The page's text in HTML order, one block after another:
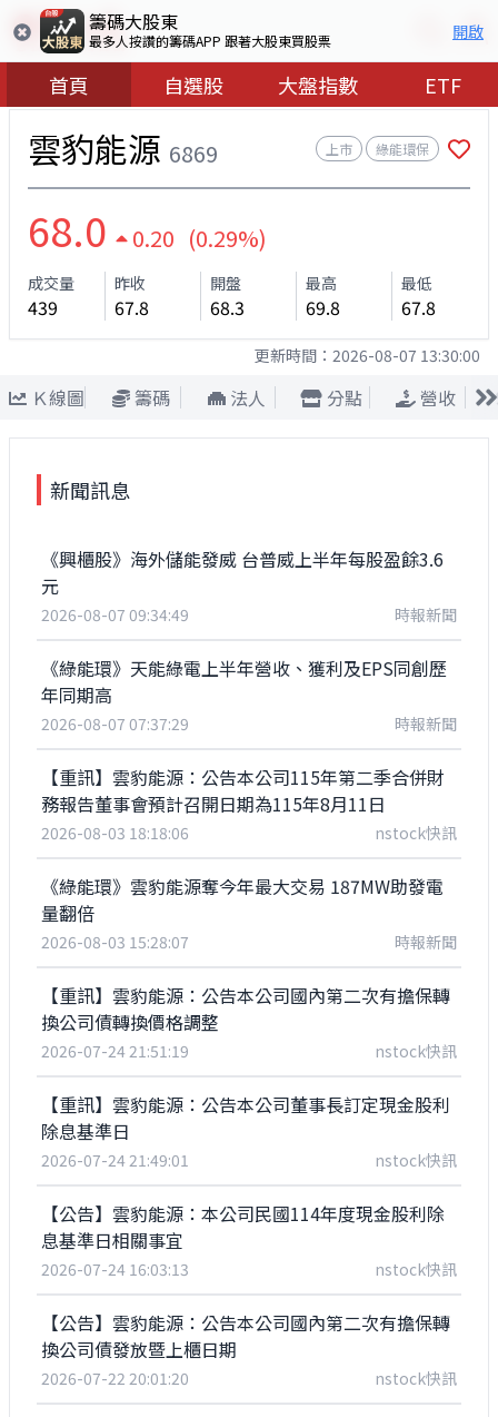
籌碼大股東
最多人按讚的籌碼APP 跟著大股東買股票 開啟
首頁 自選股 大盤指數 ETF
雲豹能源 6869 上市 綠能環保
68.0 0.20 (0.29%)
成交量
439
昨收
67.8
開盤
68.3
最高
69.8
最低
67.8
更新時間： 2026-08-07 13:30:00
Ｋ線圖 籌碼 法人 分點 營收
新聞訊息
《興櫃股》海外儲能發威 台普威上半年每股盈餘3.6
元
2026-08-07 09:34:49 時報新聞
《綠能環》天能綠電上半年營收、獲利及EPS同創歷
年同期高
2026-08-07 07:37:29 時報新聞
【重訊】雲豹能源：公告本公司115年第二季合併財
務報告董事會預計召開日期為115年8月11日
2026-08-03 18:18:06 nstock快訊
《綠能環》雲豹能源奪今年最大交易 187MW助發電
量翻倍
2026-08-03 15:28:07 時報新聞
【重訊】雲豹能源：公告本公司國內第二次有擔保轉
換公司債轉換價格調整
2026-07-24 21:51:19 nstock快訊
【重訊】雲豹能源：公告本公司董事長訂定現金股利
除息基準日
2026-07-24 21:49:01 nstock快訊
【公告】雲豹能源：本公司民國114年度現金股利除
息基準日相關事宜
2026-07-24 16:03:13 nstock快訊
【公告】雲豹能源：公告本公司國內第二次有擔保轉
換公司債發放暨上櫃日期
2026-07-22 20:01:20 nstock快訊